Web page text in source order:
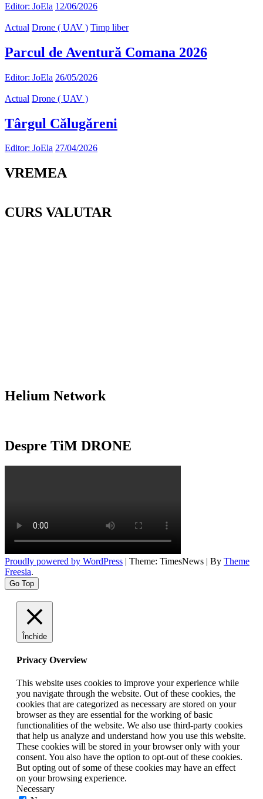
Editor: JoEla 12/06/2026
Actual Drone ( UAV ) Timp liber
Parcul de Aventură Comana 2026
Editor: JoEla 26/05/2026
Actual Drone ( UAV )
Târgul Călugăreni
Editor: JoEla 27/04/2026
VREMEA
CURS VALUTAR
Helium Network
Despre TiM DRONE
Proudly powered by WordPress | Theme: TimesNews | By Theme
Freesia.
Go Top
Închide
Privacy Overview
This website uses cookies to improve your experience while
you navigate through the website. Out of these cookies, the
cookies that are categorized as necessary are stored on your
browser as they are essential for the working of basic
functionalities of the website. We also use third-party cookies
that help us analyze and understand how you use this website.
These cookies will be stored in your browser only with your
consent. You also have the option to opt-out of these cookies.
But opting out of some of these cookies may have an effect
on your browsing experience.
Necessary